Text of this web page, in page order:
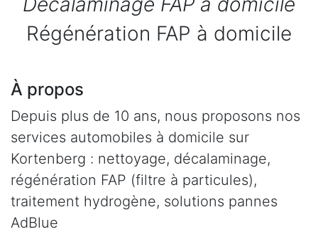
Régénération FAP à domicile
À propos
Depuis plus de 10 ans, nous proposons nos
services automobiles à domicile sur
Kortenberg : nettoyage, décalaminage,
régénération FAP (filtre à particules),
traitement hydrogène, solutions pannes
AdBlue